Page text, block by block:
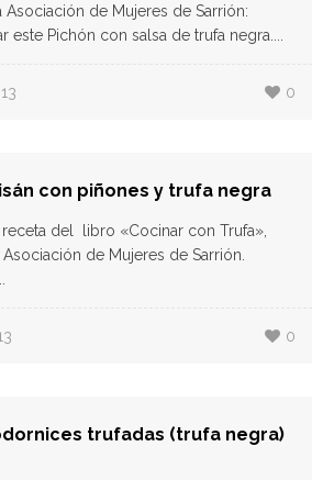
de Mujeres de Sarrión:
este Pichón con salsa de trufa negra....
0
con piñones y trufa negra
del libro «Cocinar con Trufa»,
de Mujeres de Sarrión.
0
trufadas (trufa negra)